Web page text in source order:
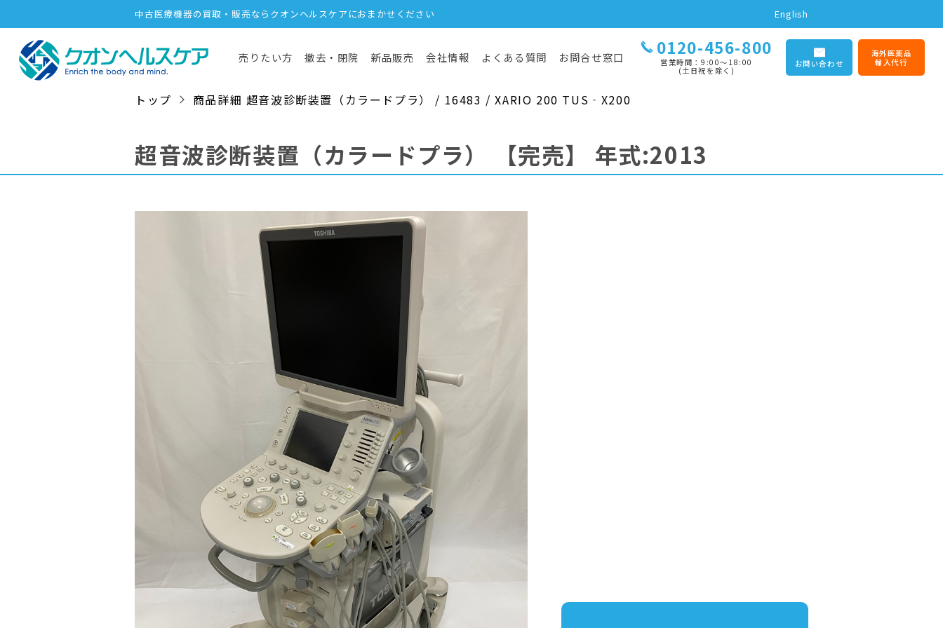
中古医療機器の買取・販売ならクオンヘルスケアにおまかせください English
売りたい方 撤去・閉院 新品販売 会社情報 よくある質問 お問合せ窓口 0120-456-800
営業時間：9:00〜18:00
(土日祝を除く)
お問い合わせ
海外医薬品
輸入代行
トップ 商品詳細 超音波診断装置（カラードプラ） / 16483 / XARIO 200 TUS‐X200
超音波診断装置（カラードプラ） 【完売】 年式:2013